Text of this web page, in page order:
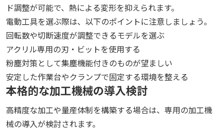
ド調整が可能で、熱による変形を抑えられます。
電動工具を選ぶ際は、以下のポイントに注意しましょう。
回転数や切断速度が調整できるモデルを選ぶ
アクリル専用の刃・ビットを使用する
粉塵対策として集塵機能付きのものが望ましい
安定した作業台やクランプで固定する環境を整える
本格的な加工機械の導入検討
高精度な加工や量産体制を構築する場合は、専用の加工機
械の導入が検討されます。